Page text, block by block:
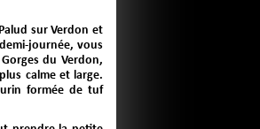
sur Verdon et
journée, vous
du Verdon,
calme et large.
formée de tuf